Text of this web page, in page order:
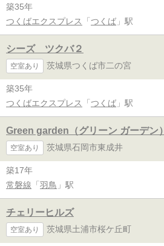
築35年
つくばエクスプレス
「 つくば 」駅
シーズ ツクバ２
空室あり 茨城県つくば市二の宮
築35年
つくばエクスプレス
「 つくば 」駅
Green garden（グリーン ガーデン）
空室あり 茨城県石岡市東成井
築17年
常磐線 「 羽鳥 」駅
チェリーヒルズ
空室あり 茨城県土浦市桜ケ丘町